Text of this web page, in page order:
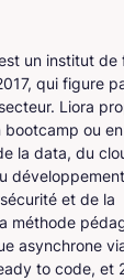
un institut de
qui figure
Liora
ou
la data, du
développement
et de la
méthode
asynchrone
to code, et